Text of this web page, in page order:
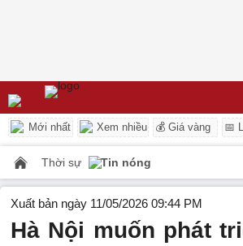
Mới nhất Xem nhiều 💰 Giá vàng 📅
Thời sự Tin nóng
Xuất bản ngày 11/05/2026 09:44 PM
Hà Nội muốn phát